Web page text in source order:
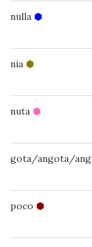
nulla ⬢
nia ⬢
nuta ⬢
gota/angota/
poco ⬢